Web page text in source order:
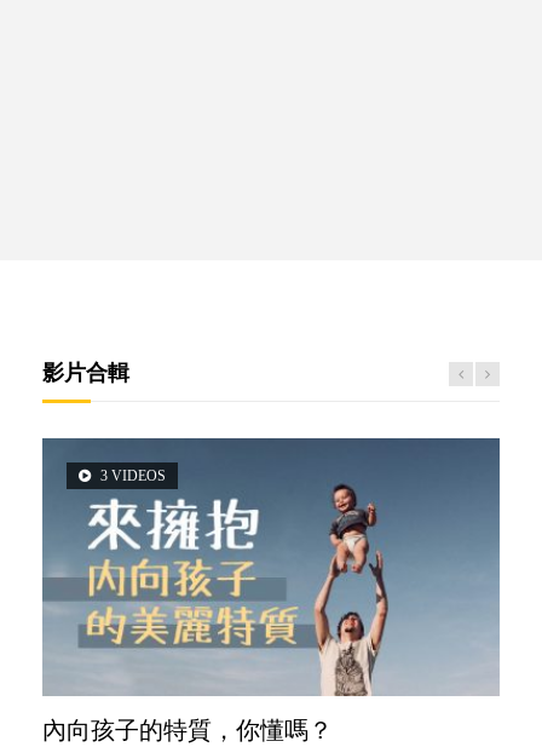
影片合輯
3 VIDEOS
內向孩子的特質，你懂嗎？
5 VIDEOS
夫妻必看！經營婚姻，沒捷徑
14 VIDEOS
新手父母不用怕
2 VIDEOS
想孩子學好外語，點做好？
6 VIDEOS
孩子能力天注定？